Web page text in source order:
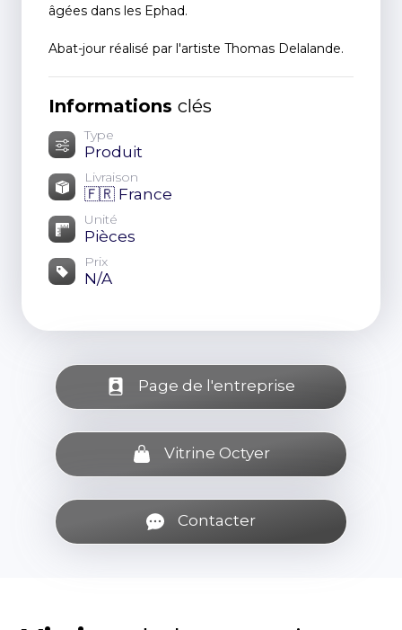
âgées dans les Ephad.
Abat-jour réalisé par l'artiste Thomas Delalande.
Informations clés
Type
Produit
Livraison
🇫🇷 France
Unité
Pièces
Prix
N/A
Page de l'entreprise
Vitrine Octyer
Contacter